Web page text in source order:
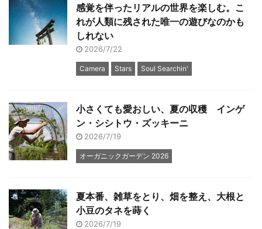
感覚を伴ったリアルの世界を楽しむ。こ
れが人類に残された唯一の遊びなのかも
しれない
2026/7/22
Camera Stars Soul Searchin'
小さくても愛おしい、夏の収穫 インゲ
ン・シシトウ・ズッキーニ
2026/7/19
オーガニックガーデン 2026
夏本番、雑草をとり、畑を整え、大根と
小豆のタネを蒔く
2026/7/19